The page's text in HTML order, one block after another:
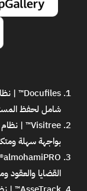
Docufiles™ | نظام إدارة الوثائق والأرشفة الإلكترونية المتكامل
شامل لحفظ
Visitree™ | نظام إدارة الزوار الذكي
بواجهة سهلة
almohamiPRO® | نظام إدارة الشؤون القانونية
القضايا والعقود